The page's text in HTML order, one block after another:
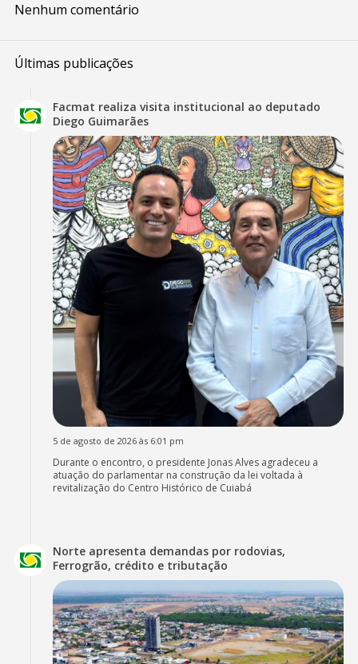
Nenhum comentário
Últimas publicações
Facmat realiza visita institucional ao deputado
Diego Guimarães
5 de agosto de 2026 às 6:01 pm
Durante o encontro, o presidente Jonas Alves agradeceu a
atuação do parlamentar na construção da lei voltada à
revitalização do Centro Histórico de Cuiabá
Norte apresenta demandas por rodovias,
Ferrogrão, crédito e tributação